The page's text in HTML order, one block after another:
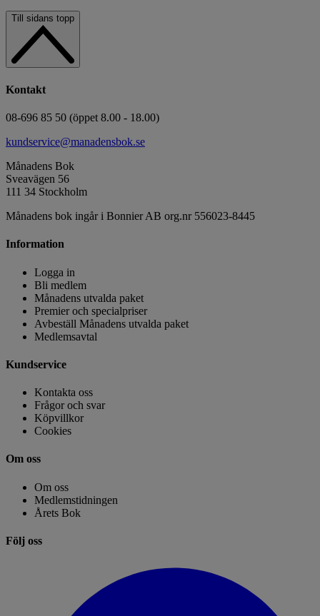
Till sidans topp
Kontakt
08-696 85 50 (öppet 8.00 - 18.00)
kundservice@manadensbok.se
Månadens Bok
Sveavägen 56
111 34 Stockholm
Månadens bok ingår i Bonnier AB org.nr 556023-8445
Information
Logga in
Bli medlem
Månadens utvalda paket
Premier och specialpriser
Avbeställ Månadens utvalda paket
Medlemsavtal
Kundservice
Kontakta oss
Frågor och svar
Köpvillkor
Cookies
Om oss
Om oss
Medlemstidningen
Årets Bok
Följ oss